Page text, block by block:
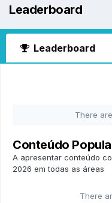
Leaderboard
Leaderboard
There
Conteúdo
A apresentar conteúdo
2026 em todas as áreas
There